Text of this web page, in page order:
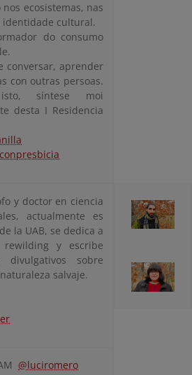
ecosistemas, nas
identidade cultural.
do consumo
conversar, aprender
con outras persoas.
síntese moi
desta I Residencia
y doctor en ciencia
actualmente es
la UAB, se dedica a
y escribe
sobre
salvaje.
@luciromero